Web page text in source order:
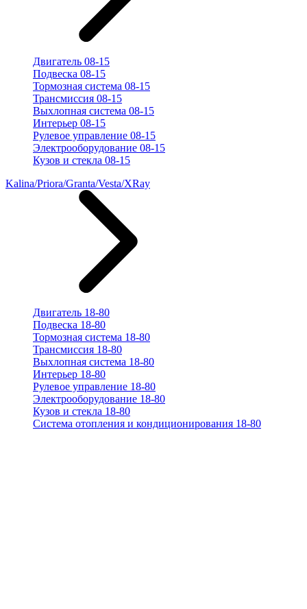
Двигатель 08-15
Подвеска 08-15
Тормозная система 08-15
Трансмиссия 08-15
Выхлопная система 08-15
Интерьер 08-15
Рулевое управление 08-15
Электрооборудование 08-15
Кузов и стекла 08-15
Kalina/Priora/Granta/Vesta/XRay
Двигатель 18-80
Подвеска 18-80
Тормозная система 18-80
Трансмиссия 18-80
Выхлопная система 18-80
Интерьер 18-80
Рулевое управление 18-80
Электрооборудование 18-80
Кузов и стекла 18-80
Система отопления и кондиционирования 18-80